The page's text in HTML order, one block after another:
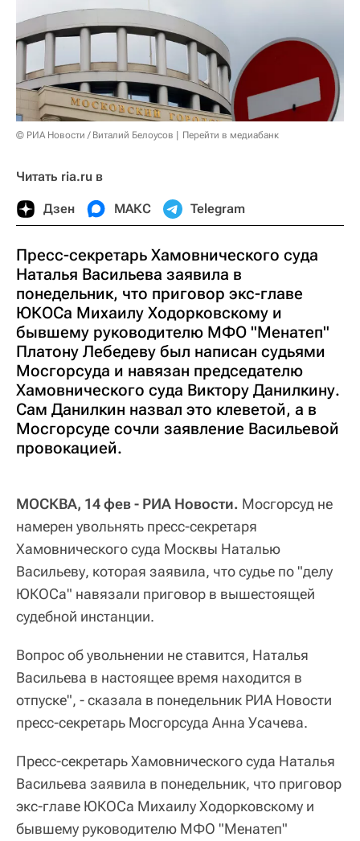
© РИА Новости / Виталий Белоусов Перейти в медиабанк
Читать ria.ru в
Дзен МАКС Telegram
Пресс-секретарь Хамовнического суда
Наталья Васильева заявила в
понедельник, что приговор экс-главе
ЮКОСа Михаилу Ходорковскому и
бывшему руководителю МФО "Менатеп"
Платону Лебедеву был написан судьями
Мосгорсуда и навязан председателю
Хамовнического суда Виктору Данилкину.
Сам Данилкин назвал это клеветой, а в
Мосгорсуде сочли заявление Васильевой
провокацией.
МОСКВА, 14 фев - РИА Новости. Мосгорсуд не
намерен увольнять пресс-секретаря
Хамовнического суда Москвы Наталью
Васильеву, которая заявила, что судье по "делу
ЮКОСа" навязали приговор в вышестоящей
судебной инстанции.
Вопрос об увольнении не ставится, Наталья
Васильева в настоящее время находится в
отпуске", - сказала в понедельник РИА Новости
пресс-секретарь Мосгорсуда Анна Усачева.
Пресс-секретарь Хамовнического суда Наталья
Васильева заявила в понедельник, что приговор
экс-главе ЮКОСа Михаилу Ходорковскому и
бывшему руководителю МФО "Менатеп"